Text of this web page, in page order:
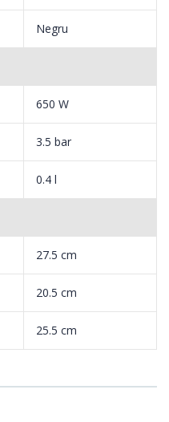
Negru
650 W
3.5 bar
0.4 l
27.5 cm
20.5 cm
25.5 cm